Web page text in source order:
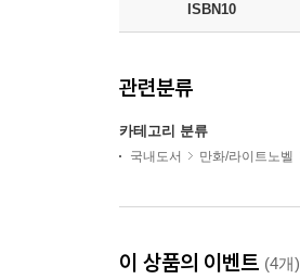
ISBN10
관련분류
카테고리 분류
국내도서 만화/라이트노벨
이 상품의 이벤트 (4개)